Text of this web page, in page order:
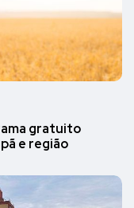
gratuito
e região